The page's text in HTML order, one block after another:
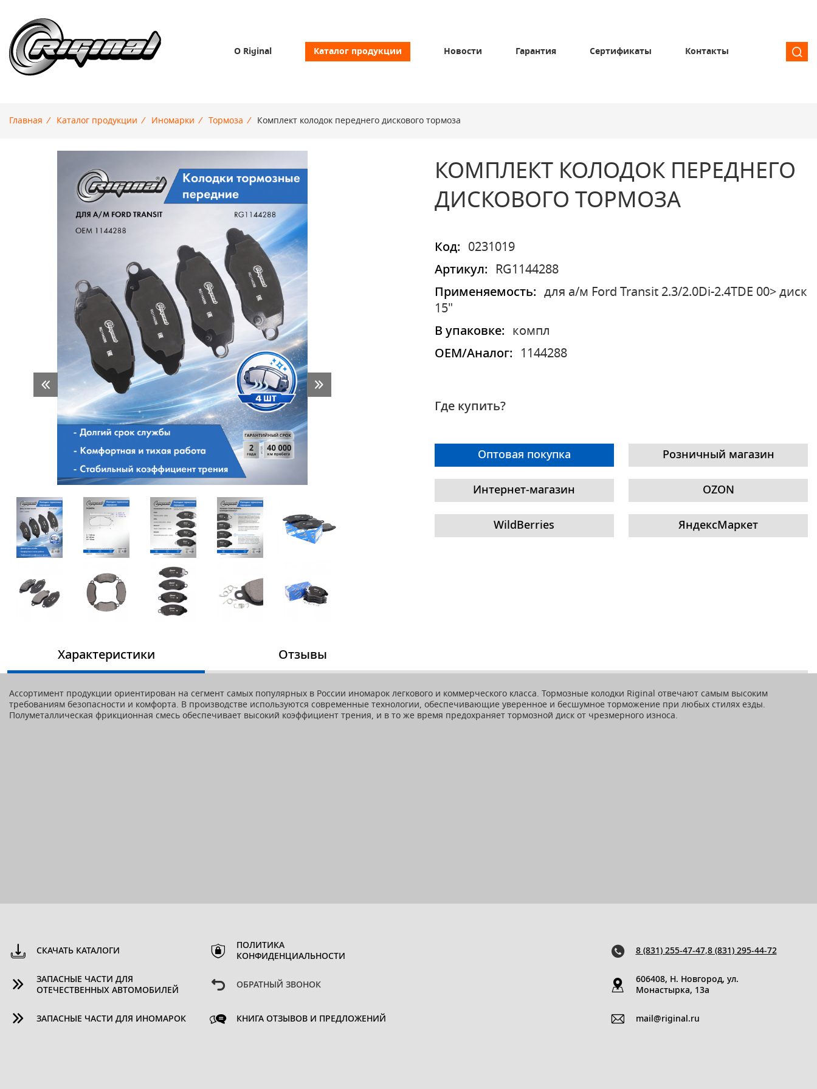
О Riginal Каталог продукции Новости Гарантия Сертификаты Контакты
Главная / Каталог продукции / Иномарки / Тормоза / Комплект колодок переднего дискового тормоза
КОМПЛЕКТ КОЛОДОК ПЕРЕДНЕГО
ДИСКОВОГО ТОРМОЗА
Код:
0231019
Артикул:
RG1144288
Применяемость:
для а/м Ford Transit 2.3/2.0Di-2.4TDE 00> диск
15"
В упаковке:
компл
OEM/Аналог:
1144288
Где купить?
Оптовая покупка Розничный магазин
Интернет-магазин OZON
WildBerries ЯндексМаркет
Характеристики
Ассортимент продукции ориентирован на сегмент самых популярных в России иномарок легкового и коммерческого класса. Тормозные колодки Riginal отвечают самым высоким
требованиям безопасности и комфорта. В производстве используются современные технологии, обеспечивающие уверенное и бесшумное торможение при любых стилях езды.
Полуметаллическая фрикционная смесь обеспечивает высокий коэффициент трения, и в то же время предохраняет тормозной диск от чрезмерного износа.
Отзывы
СКАЧАТЬ КАТАЛОГИ
ЗАПАСНЫЕ ЧАСТИ ДЛЯ
ОТЕЧЕСТВЕННЫХ АВТОМОБИЛЕЙ
ЗАПАСНЫЕ ЧАСТИ ДЛЯ ИНОМАРОК
ПОЛИТИКА
КОНФИДЕНЦИАЛЬНОСТИ
ОБРАТНЫЙ ЗВОНОК
КНИГА ОТЗЫВОВ И ПРЕДЛОЖЕНИЙ
8 (831) 255-47-47,8 (831) 295-44-72
606408, Н. Новгород, ул.
Монастырка, 13a
mail@riginal.ru